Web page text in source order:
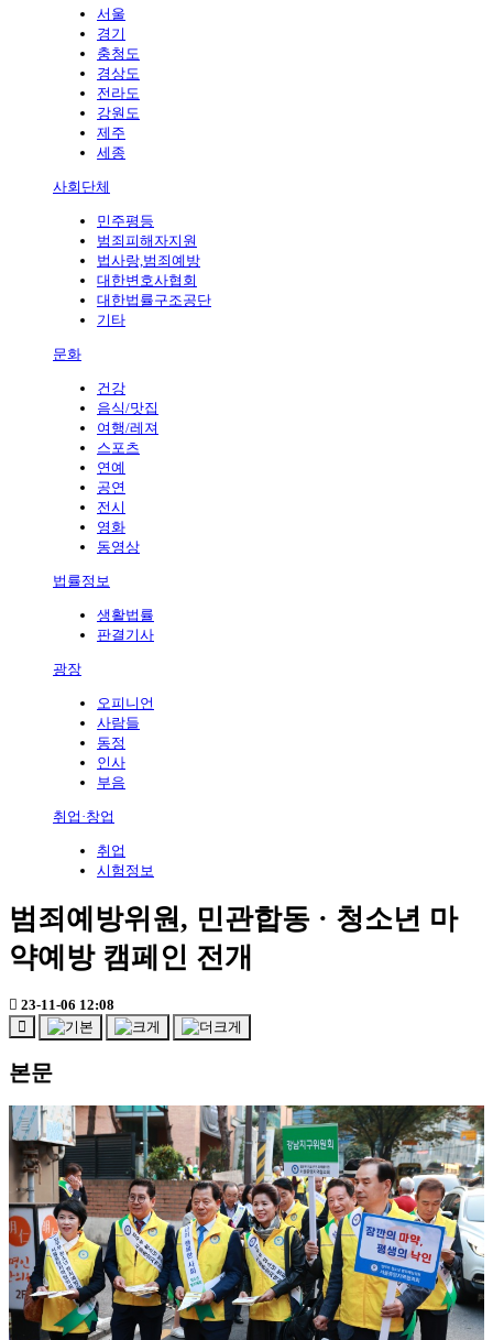
서울
경기
충청도
경상도
전라도
강원도
제주
세종
사회단체
민주평등
범죄피해자지원
법사랑,범죄예방
대한변호사협회
대한법률구조공단
기타
문화
건강
음식/맛집
여행/레져
스포츠
연예
공연
전시
영화
동영상
법률정보
생활법률
판결기사
광장
오피니언
사람들
동정
인사
부음
취업·창업
취업
시험정보
범죄예방위원, 민관합동 · 청소년 마
약예방 캠페인 전개
23-11-06 12:08
본문